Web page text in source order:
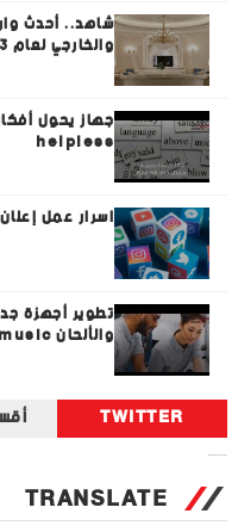
شاهد.. أحدث
والخارجي لعام 2023
جهاز يحول
helpless
اسرار عمل
تطوير أجهزة
والألحان music
TWITTER
TRANSLATE